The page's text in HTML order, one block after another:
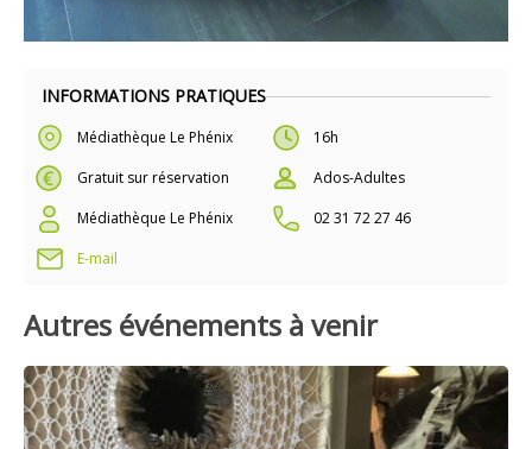
INFORMATIONS PRATIQUES
Médiathèque Le Phénix
16h
Gratuit sur réservation
Ados-Adultes
Médiathèque Le Phénix
02 31 72 27 46
E-mail
Autres événements à venir